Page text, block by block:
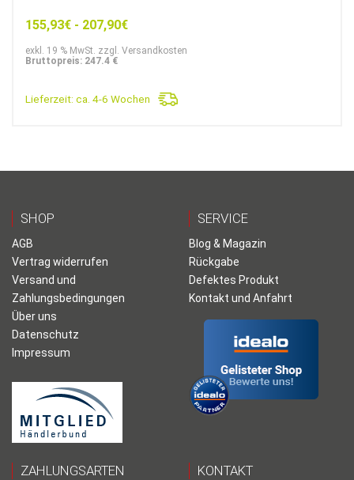
155,93€ - 207,90€
exkl. 19 % MwSt. zzgl. Versandkosten
Bruttopreis: 247.4 €
Lieferzeit: ca. 4-6 Wochen
SHOP
AGB
Vertrag widerrufen
Versand und
Zahlungsbedingungen
Über uns
Datenschutz
Impressum
SERVICE
Blog & Magazin
Rückgabe
Defektes Produkt
Kontakt und Anfahrt
ZAHLUNGSARTEN KONTAKT